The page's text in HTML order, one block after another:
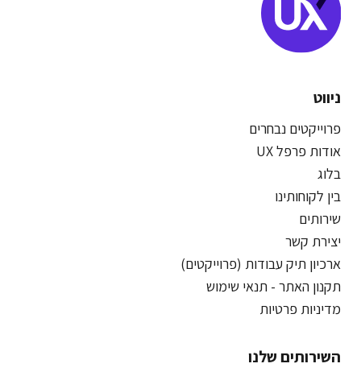
ניווט
פרוייקטים נבחרים
אודות פרפל UX
בלוג
בין לקוחותינו
שירותים
יצירת קשר
ארכיון תיק עבודות (פרוייקטים)
תקנון האתר - תנאי שימוש
מדיניות פרטיות
השירותים שלנו